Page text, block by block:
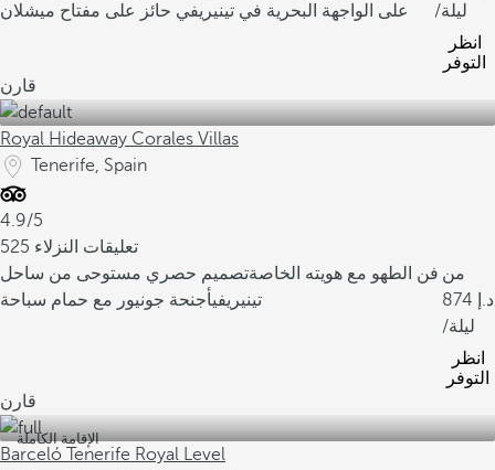
على الواجهة البحرية في تينيريفي حائز على مفتاح ميشلان
/ليلة
انظر
التوفر
قارن
Royal Hideaway Corales Villas
Tenerife, Spain
4.9/5
525 تعليقات النزلاء
فن الطهو مع هويته الخاصةتصميم حصري مستوحى من ساحل
تينيريفيأجنحة جونيور مع حمام سباحة
من
874
/ليلة
انظر
التوفر
قارن
الإقامة الكاملة
Barceló Tenerife Royal Level